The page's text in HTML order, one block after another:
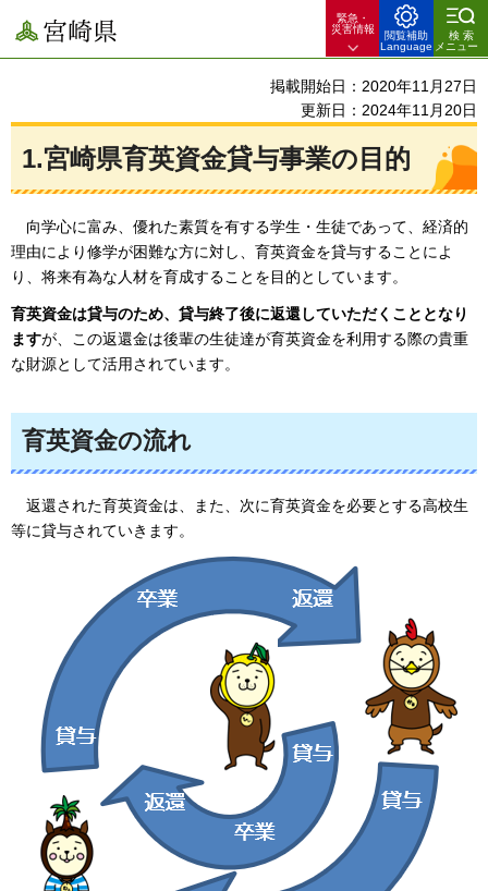
宮崎県
緊急・
災害情報
閲覧補助
Language
検索
メニュー
掲載開始日：2020年11月27日
更新日：2024年11月20日
1.宮崎県育英資金貸与事業の目的
向学心に富み、優れた素質を有する学生・生徒であって、経済的
理由により修学が困難な方に対し、育英資金を貸与することによ
り、将来有為な人材を育成することを目的としています。
育英資金は貸与のため、貸与終了後に返還していただくこととなり
ますが、この返還金は後輩の生徒達が育英資金を利用する際の貴重
な財源として活用されています。
育英資金の流れ
返還された育英資金は、また、次に育英資金を必要とする高校生
等に貸与されていきます。